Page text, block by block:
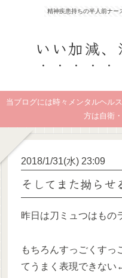
精神疾患持ちの半人前ナー
いい加減
当ブログには時々メンタルヘル
方は自衛
2018/1/31(水) 23:09
そしてまた拗らせ
昨日は刀ミュつはも
もちろんすっごくすっ
てうまく表現できな